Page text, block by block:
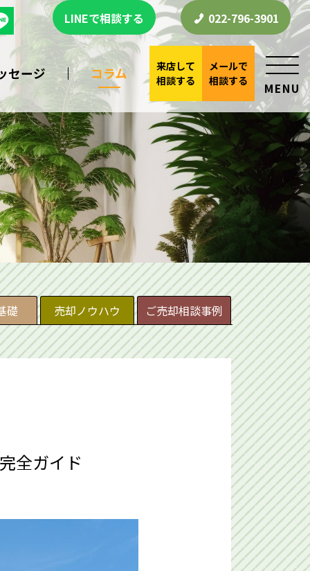
LINEで相談する 022-796-3901
セージ コラム
来店して
相談する
メールで
相談する
礎 売却ノウハウ ご売却相談事例
全ガイド